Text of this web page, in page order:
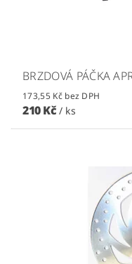
BRZDOVÁ PÁČKA
173,55 Kč bez DPH
210 Kč / ks